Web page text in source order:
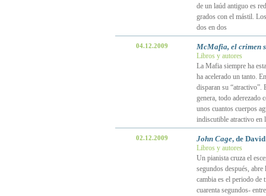
de un laúd antiguo es
grados con el mástil.
dos en dos
04.12.2009 McMafia, el crimen
Libros y autores
La Mafia siempre ha
ha acelerado un tanto.
disparan su “atractivo”.
genera, todo aderezado
unos cuantos cuerpos
indiscutible atractivo en
02.12.2009 John Cage, de
Libros y autores
Un pianista cruza el
segundos después, abre
cambia es el periodo de
cuarenta segundos-